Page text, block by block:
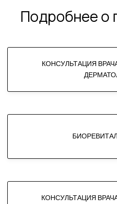
Подробнее о
КОНСУЛЬТАЦИЯ
КОНСУЛЬТАЦИЯ